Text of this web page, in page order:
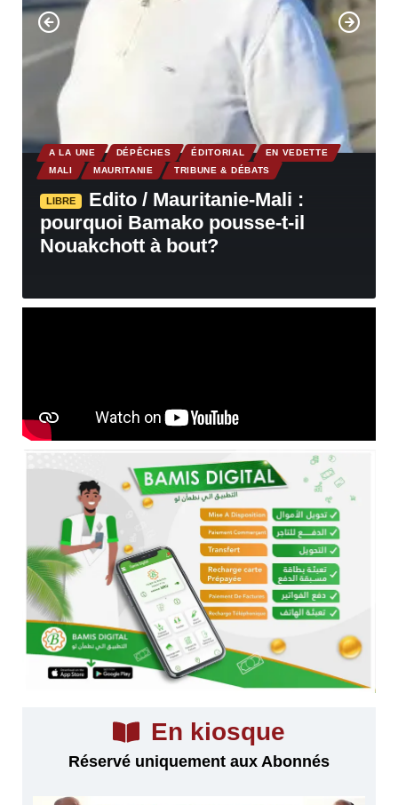
A LA UNE DÉPÊCHES ÉDITORIAL
EN VEDETTE
MALI
MAURITANIE TRIBUNE & DÉBATS
LIBRE
Edito / Mauritanie-Mali :
pourquoi Bamako pousse-t-il
Nouakchott à bout?
En kiosque
Réservé uniquement aux Abonnés